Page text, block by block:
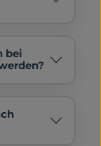
bei